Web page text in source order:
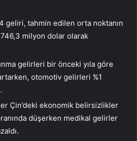
geliri, tahmin edilen orta noktanın
milyon dolar olarak
gelirleri bir önceki yıla göre
otomotiv gelirleri %1
Çin’deki ekonomik belirsizlikler
düşerken medikal gelirler